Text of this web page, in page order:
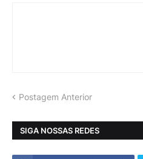
Postagem Anterior
SIGA NOSSAS REDES